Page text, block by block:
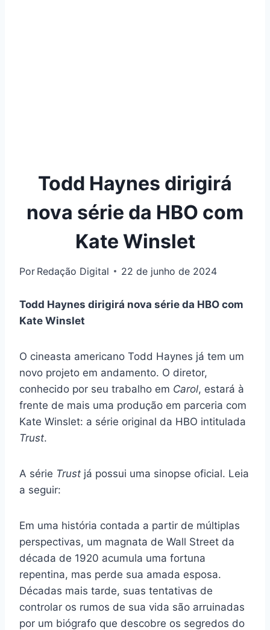
Todd Haynes dirigirá
nova série da HBO com
Kate Winslet
Por Redação Digital 22 de junho de 2024
Todd Haynes dirigirá nova série da HBO com
Kate Winslet
O cineasta americano Todd Haynes já tem um
novo projeto em andamento. O diretor,
conhecido por seu trabalho em Carol, estará à
frente de mais uma produção em parceria com
Kate Winslet: a série original da HBO intitulada
Trust.
A série Trust já possui uma sinopse oficial. Leia
a seguir:
Em uma história contada a partir de múltiplas
perspectivas, um magnata de Wall Street da
década de 1920 acumula uma fortuna
repentina, mas perde sua amada esposa.
Décadas mais tarde, suas tentativas de
controlar os rumos de sua vida são arruinadas
por um biógrafo que descobre os segredos do